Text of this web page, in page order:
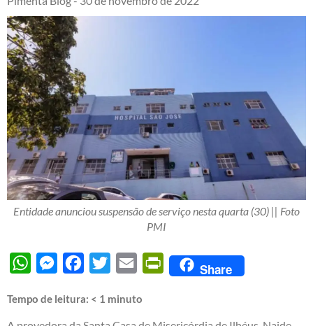
Entidade anunciou suspensão de serviço nesta quarta (30) || Foto
PMI
WhatsAppMessengerFacebook
Twitter Email PrintFriendly
Share
Tempo de leitura: < 1 minuto